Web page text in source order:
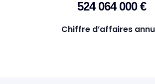
524 064 000 €
Chiffre d’affaires